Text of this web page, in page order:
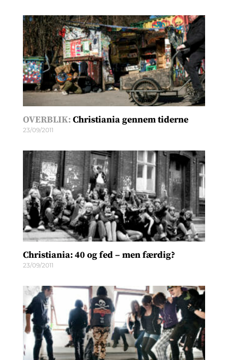
OVERBLIK:Christiania gennem tiderne
23/09/2011
Christiania: 40 og fed – men færdig?
23/09/2011